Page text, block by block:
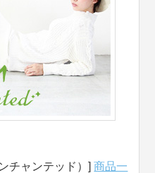
チャンテッド）]商品一